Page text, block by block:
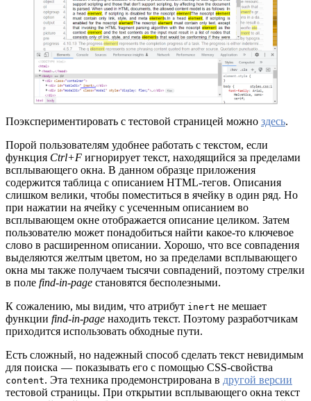
Поэкспериментировать с тестовой страницей можно здесь.
Порой пользователям удобнее работать с текстом, если
функция Ctrl+F игнорирует текст, находящийся за пределами
всплывающего окна. В данном образце приложения
содержится таблица с описанием HTML-тегов. Описания
слишком велики, чтобы поместиться в ячейку в один ряд. Но
при нажатии на ячейку с усеченным описанием во
всплывающем окне отображается описание целиком. Затем
пользователю может понадобиться найти какое-то ключевое
слово в расширенном описании. Хорошо, что все совпадения
выделяются желтым цветом, но за пределами всплывающего
окна мы также получаем тысячи совпадений, поэтому стрелки
в поле find-in-page становятся бесполезными.
К сожалению, мы видим, что атрибут inert не мешает
функции find-in-page находить текст. Поэтому разработчикам
приходится использовать обходные пути.
Есть сложный, но надежный способ сделать текст невидимым
для поиска — показывать его с помощью CSS-свойства
content. Эта техника продемонстрирована в другой версии
тестовой страницы. При открытии всплывающего окна текст